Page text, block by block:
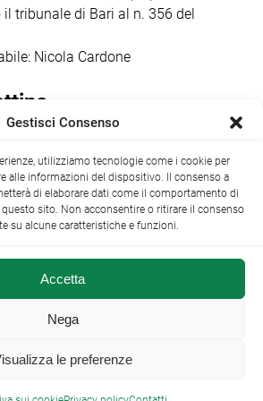
il tribunale di Bari al n. 356 del
Nicola Cardone
|info@nocigazzettino.it Contatti|
©2014 •
Gestisci Consenso
utilizziamo tecnologie come i cookie per
alle informazioni del dispositivo. Il consenso a
di elaborare dati come il comportamento di
sito. Non acconsentire o ritirare il consenso
su alcune caratteristiche e funzioni.
Accetta
Nega
le preferenze